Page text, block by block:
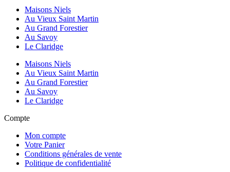
Maisons Niels
Au Vieux Saint Martin
Au Grand Forestier
Au Savoy
Le Claridge
Maisons Niels
Au Vieux Saint Martin
Au Grand Forestier
Au Savoy
Le Claridge
Compte
Mon compte
Votre Panier
Conditions générales de vente
Politique de confidentialité